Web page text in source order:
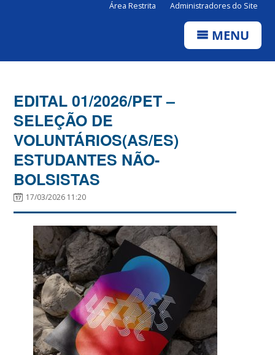
Área Restrita Administradores do Site
MENU
EDITAL 01/2026/PET –
SELEÇÃO DE
VOLUNTÁRIOS(AS/ES)
ESTUDANTES NÃO-
BOLSISTAS
17/03/2026 11:20